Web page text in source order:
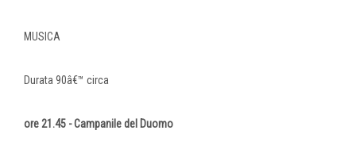
MUSICA
Durata 90â€™ circa
ore 21.45 - Campanile del Duomo